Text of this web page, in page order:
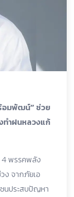
อมพัฒน์” ช่วย
ทำฝนหลวงแก้
4 พรรคพลัง
ง จากภัยเอ
นประสบปัญหา